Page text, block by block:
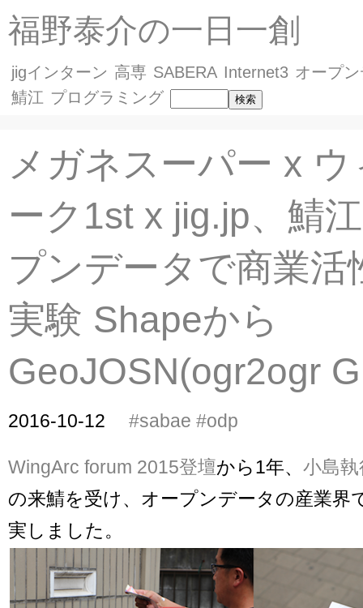
福野泰介の一日一創
jigインターン 高専 SABERA Internet3 オープ
鯖江 プログラミング
メガネスーパー x
ーク1st x jig.jp、鯖
プンデータで商業活
実験 Shapeから
GeoJOSN(ogr2ogr
2016-10-12 #sabae #odp
WingArc forum 2015登壇から1年、 小島
の来鯖を受け、オープンデータの産業界
実しました。